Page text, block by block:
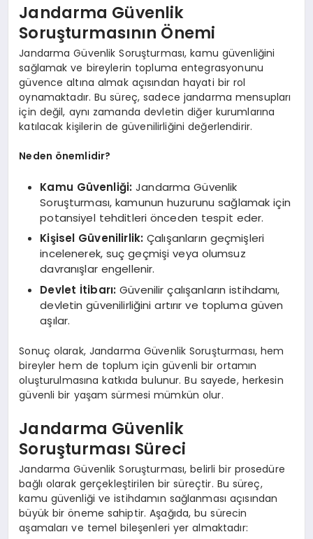
Jandarma Güvenlik
Soruşturmasının Önemi
Jandarma Güvenlik Soruşturması, kamu güvenliğini
sağlamak ve bireylerin topluma entegrasyonunu
güvence altına almak açısından hayati bir rol
oynamaktadır. Bu süreç, sadece jandarma mensupları
için değil, aynı zamanda devletin diğer kurumlarına
katılacak kişilerin de güvenilirliğini değerlendirir.
Neden önemlidir?
Kamu Güvenliği: Jandarma Güvenlik
Soruşturması, kamunun huzurunu sağlamak için
potansiyel tehditleri önceden tespit eder.
Kişisel Güvenilirlik: Çalışanların geçmişleri
incelenerek, suç geçmişi veya olumsuz
davranışlar engellenir.
Devlet İtibarı: Güvenilir çalışanların istihdamı,
devletin güvenilirliğini artırır ve topluma güven
aşılar.
Sonuç olarak, Jandarma Güvenlik Soruşturması, hem
bireyler hem de toplum için güvenli bir ortamın
oluşturulmasına katkıda bulunur. Bu sayede, herkesin
güvenli bir yaşam sürmesi mümkün olur.
Jandarma Güvenlik
Soruşturması Süreci
Jandarma Güvenlik Soruşturması, belirli bir prosedüre
bağlı olarak gerçekleştirilen bir süreçtir. Bu süreç,
kamu güvenliği ve istihdamın sağlanması açısından
büyük bir öneme sahiptir. Aşağıda, bu sürecin
aşamaları ve temel bileşenleri yer almaktadır: